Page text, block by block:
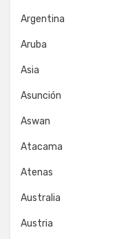
Argentina
Aruba
Asia
Asunción
Aswan
Atacama
Atenas
Australia
Austria